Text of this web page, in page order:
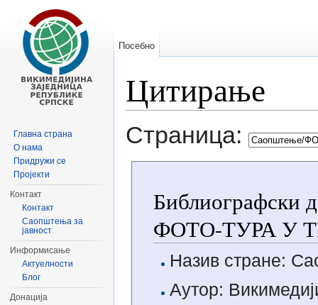
Цитирање
Иди на:навигацију,претрагу
Страница:
Библиографски
ФОТО-ТУРА У
Назив стране:
Аутор:
Посебно
Главна страна
О нама
Придружи се
Пројекти
Контакт
Контакт
Саопштења за
јавност
Информисање
Актуелности
Блог
Донација